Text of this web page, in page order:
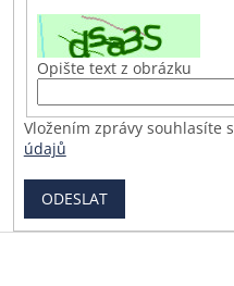
Opište text z obrázku
Vložením zprávy souhlasíte s
údajů
ODESLAT
Z